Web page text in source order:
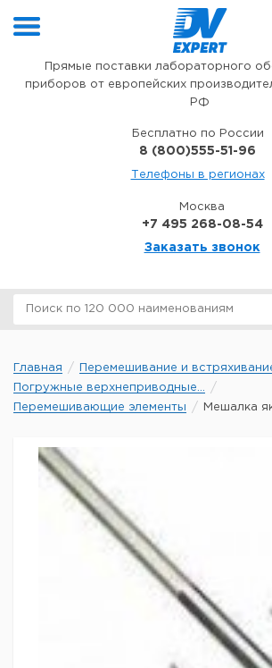
Прямые поставки лабораторного
приборов от европейских
РФ
Бесплатно по России
8 (800)555-51-96
Телефоны в регионах
Москва
+7 495 268-08-54
Заказать звонок
Главная
Перемешивание и
Погружные верхнеприводные...
Перемешивающие элементы
Мешалка